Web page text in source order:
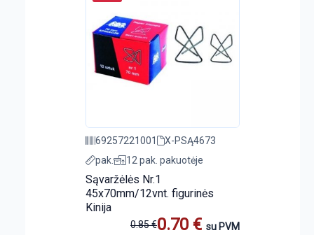
69257221001
X-PSĄ4673
pak.
12 pak. pakuotėje
Sąvaržėlės Nr.1
45x70mm/12vnt. figurinės
Kinija
0.85€0.70 € su PVM